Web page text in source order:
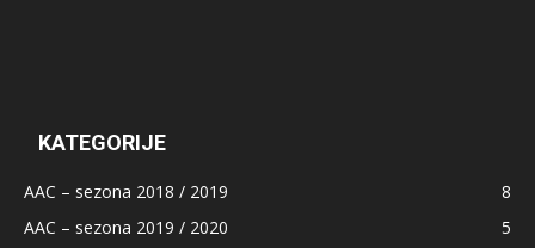
KATEGORIJE
AAC – sezona 2018 / 2019
8
AAC – sezona 2019 / 2020
5